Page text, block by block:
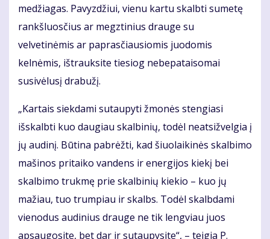
medžiagas. Pavyzdžiui, vienu kartu skalbti sumetę
rankšluosčius ar megztinius drauge su
velvetinėmis ar paprasčiausiomis juodomis
kelnėmis, ištrauksite tiesiog nebepataisomai
susivėlusį drabužį.
„Kartais siekdami sutaupyti žmonės stengiasi
išskalbti kuo daugiau skalbinių, todėl neatsižvelgia į
jų audinį. Būtina pabrėžti, kad šiuolaikinės skalbimo
mašinos pritaiko vandens ir energijos kiekį bei
skalbimo trukmę prie skalbinių kiekio – kuo jų
mažiau, tuo trumpiau ir skalbs. Todėl skalbdami
vienodus audinius drauge ne tik lengviau juos
apsaugosite, bet dar ir sutaupysite“, – teigia P.